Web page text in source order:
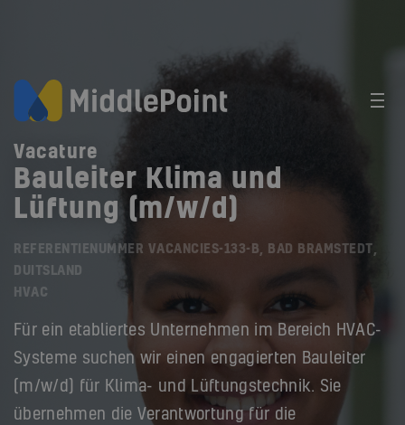
Vacature
Bauleiter Klima und
Lüftung (m/w/d)
REFERENTIENUMMER VACANCIES-133-B, BAD BRAMSTEDT,
DUITSLAND
HVAC
Für ein etabliertes Unternehmen im Bereich HVAC-
Systeme suchen wir einen engagierten Bauleiter
(m/w/d) für Klima- und Lüftungstechnik. Sie
übernehmen die Verantwortung für die